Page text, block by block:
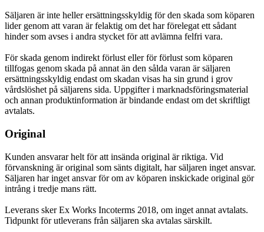
Säljaren är inte heller ersättningsskyldig för den skada som köparen
lider genom att varan är felaktig om det har förelegat ett sådant
hinder som avses i andra stycket för att avlämna felfri vara.
För skada genom indirekt förlust eller för förlust som köparen
tillfogas genom skada på annat än den sålda varan är säljaren
ersättningsskyldig endast om skadan visas ha sin grund i grov
vårdslöshet på säljarens sida. Uppgifter i marknadsföringsmaterial
och annan produktinformation är bindande endast om det skriftligt
avtalats.
Original
Kunden ansvarar helt för att insända original är riktiga. Vid
förvanskning är original som sänts digitalt, har säljaren inget ansvar.
Säljaren har inget ansvar för om av köparen inskickade original gör
intrång i tredje mans rätt.
Leverans sker Ex Works Incoterms 2018, om inget annat avtalats.
Tidpunkt för utleverans från säljaren ska avtalas särskilt.